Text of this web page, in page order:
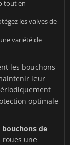
tout en
les valves de
variété de
les bouchons
leur
optimale
bouchons de
roues une